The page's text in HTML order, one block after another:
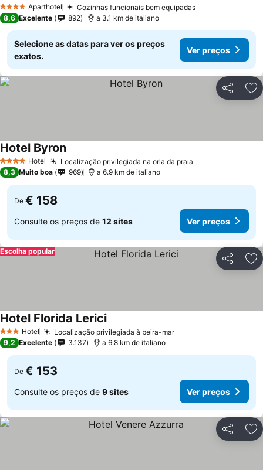
4 EstrelasAparthotel Cozinhas funcionais bem equipadasVer preços
8,6 Excelente 892 a 3.1 km de italiano
Selecione as datas para ver os preços
exatos.
Ver preços
Partilhar
4 EstrelasHotel Localização privilegiada na orla da praia
Hotel ByronVer preços
8,3 Muito boa 969 a 6.9 km de italiano
De € 158
Consulte os preços de 12 sites Ver preços
Partilhar
Escolha popular
3 EstrelasHotel Localização privilegiada à beira-marVer preços
Hotel Florida LericiVer preços
9,2 Excelente 3.137 a 6.8 km de italiano
De € 153
Consulte os preços de 9 sites Ver preços
Partilhar